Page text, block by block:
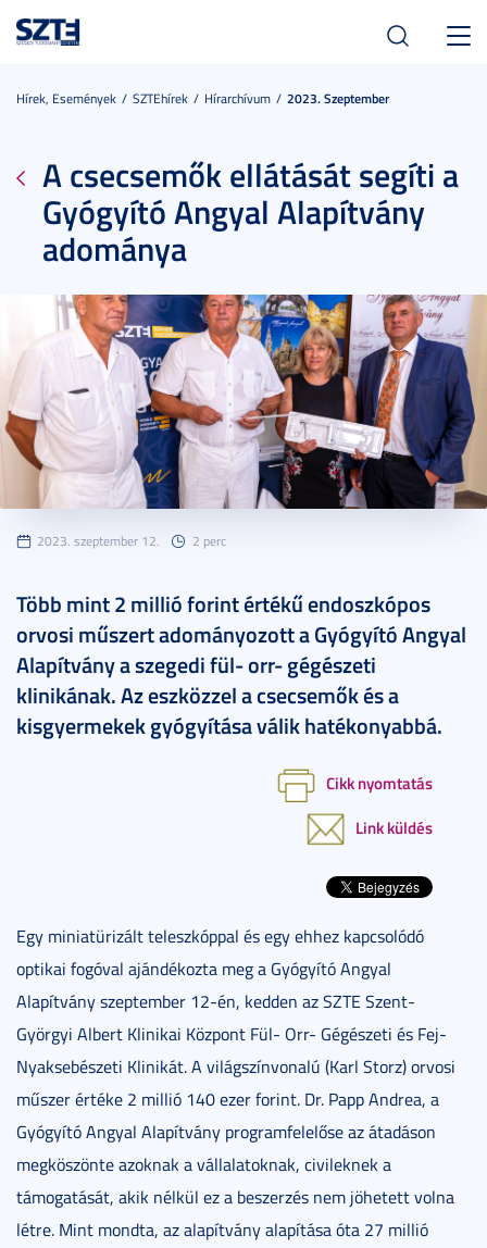
Hírek, Események SZTEhírek Hírarchívum 2023. Szeptember
A csecsemők ellátását segíti a
Gyógyító Angyal Alapítvány
adománya
2023. szeptember 12. 2 perc
Több mint 2 millió forint értékű endoszkópos
orvosi műszert adományozott a Gyógyító Angyal
Alapítvány a szegedi fül- orr- gégészeti
klinikának. Az eszközzel a csecsemők és a
kisgyermekek gyógyítása válik hatékonyabbá.
Cikk nyomtatás
Link küldés
Egy miniatürizált teleszkóppal és egy ehhez kapcsolódó
optikai fogóval ajándékozta meg a Gyógyító Angyal
Alapítvány szeptember 12-én, kedden az SZTE Szent-
Györgyi Albert Klinikai Központ Fül- Orr- Gégészeti és Fej-
Nyaksebészeti Klinikát. A világszínvonalú (Karl Storz) orvosi
műszer értéke 2 millió 140 ezer forint. Dr. Papp Andrea, a
Gyógyító Angyal Alapítvány programfelelőse az átadáson
megköszönte azoknak a vállalatoknak, civileknek a
támogatását, akik nélkül ez a beszerzés nem jöhetett volna
létre. Mint mondta, az alapítvány alapítása óta 27 millió